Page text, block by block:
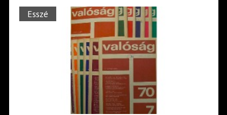
Esszé